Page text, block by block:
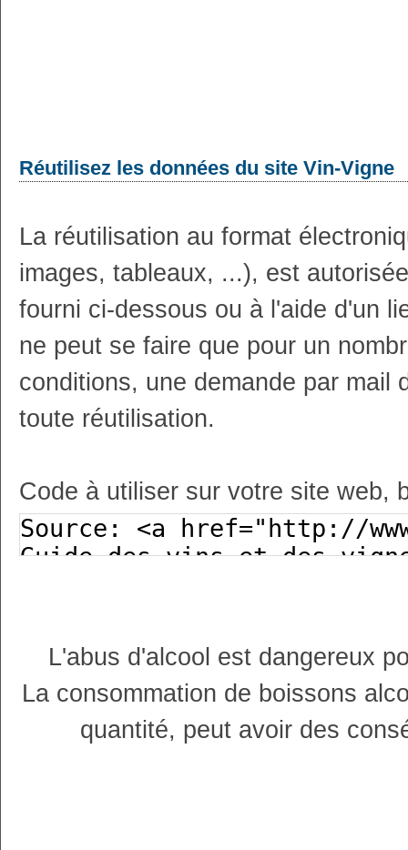
Réutilisez les données du site Vin-Vigne
La réutilisation au format
images, tableaux, ...), est
fourni ci-dessous ou à l'aide d'un
ne peut se faire que pour un
conditions, une demande par mail
toute réutilisation.
Code à utiliser sur votre site web,
L'abus d'alcool est dangereux
La consommation de boissons
quantité, peut avoir des